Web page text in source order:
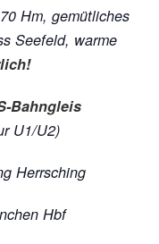
Hm, gemütliches
Seefeld, warme
Bahngleis
U1/U2)
Herrsching
Hbf